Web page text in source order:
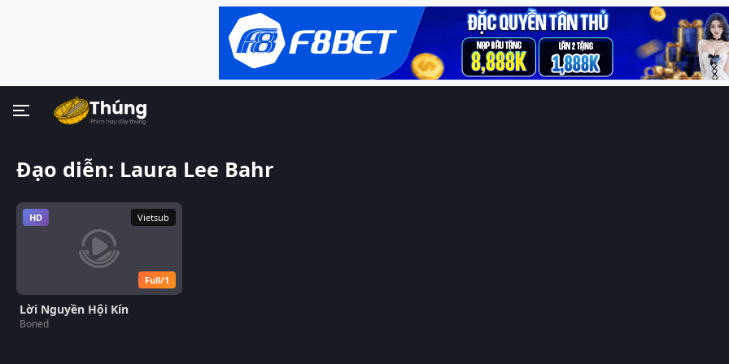
Đạo diễn: Laura Lee Bahr
HD Vietsub
Full/1
Lời Nguyền Hội Kín
Boned